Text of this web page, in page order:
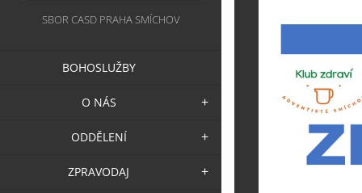
SBOR CASD PRAHA SMÍCHOV
BOHOSLUŽBY
O NÁS
ODDĚLENÍ
ZPRAVODAJ